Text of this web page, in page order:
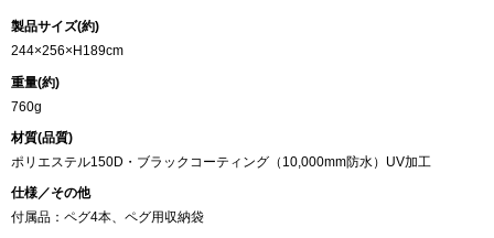
製品サイズ(約)
244×256×H189cm
重量(約)
760g
材質(品質)
ポリエステル150D・ブラックコーティング（10,000mm防水）UV加工
仕様／その他
付属品：ペグ4本、ペグ用収納袋